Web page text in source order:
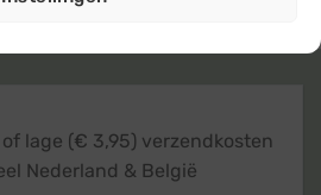
of lage (€ 3,95) verzendkosten
Nederland & België